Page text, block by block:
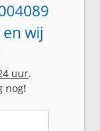
wij
uur.
nog!